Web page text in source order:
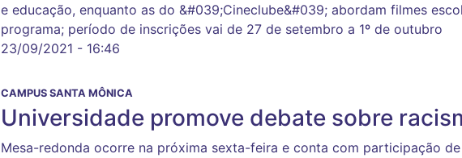
e educação, enquanto as do &#039;Cineclube&#039; abordam filmes
programa; período de inscrições vai de 27 de setembro a 1º de outubro
23/09/2021 - 16:46
CAMPUS SANTA MÔNICA
Universidade promove debate sobre
Mesa-redonda ocorre na próxima sexta-feira e conta com participação